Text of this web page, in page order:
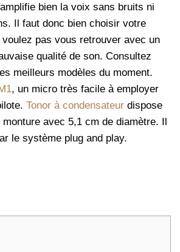
bien la voix sans bruits ni
Il faut donc bien choisir votre
pas vous retrouver avec un
qualité de son. Consultez
meilleurs modèles du moment.
, un micro très facile à employer
Tonor à condensateur dispose
monture avec 5,1 cm de diamètre. Il
le système plug and play.